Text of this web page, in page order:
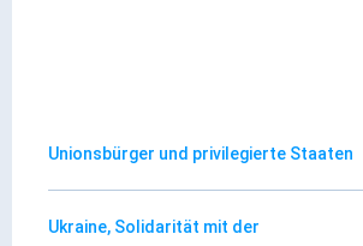
Unionsbürger und privilegierte Staaten
Ukraine, Solidarität mit der